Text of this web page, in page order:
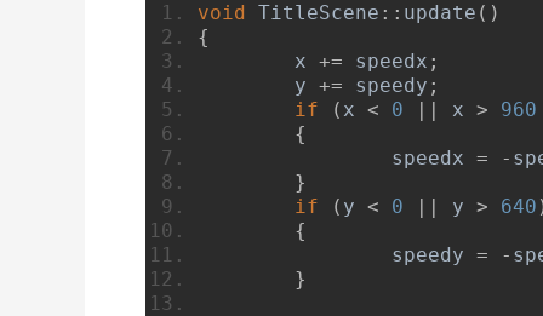
void TitleScene :: update ()
{
	x
+= speedx ;
	y
+= speedy ;
if
( x < 0 || x >
960
{
		speedx
= -
}
if
( y < 0 || y > 640
{
		speedy
= -
}